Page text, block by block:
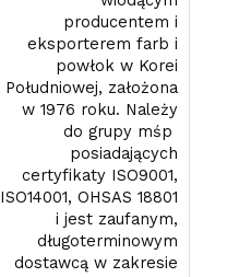
producentem i
eksporterem farb i
powłok w Korei
Południowej, założona
w 1976 roku. Należy
do grupy mśp
posiadających
certyfikaty ISO9001,
ISO14001, OHSAS 18801
i jest zaufanym,
długoterminowym
dostawcą w zakresie